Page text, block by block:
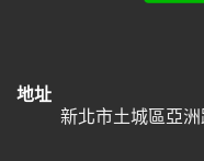
地址
新北市土城區亞